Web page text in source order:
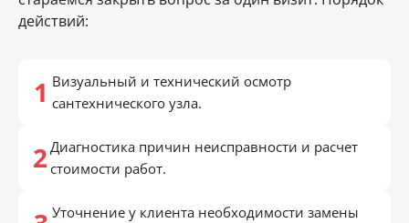
действий:
Визуальный и технический осмотр
сантехнического узла.
Диагностика причин неисправности и расчет
стоимости работ.
Уточнение у клиента необходимости замены